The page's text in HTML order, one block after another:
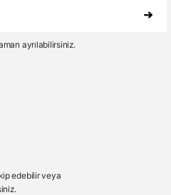
ayrılabilirsiniz.
edebilir veya